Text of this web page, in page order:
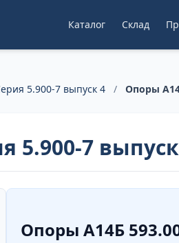
Каталог Склад
5.900-7 выпуск 4 / Опоры
5.900-7
Опоры А14Б